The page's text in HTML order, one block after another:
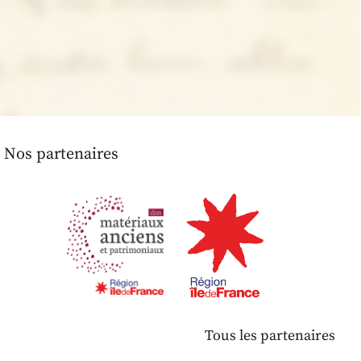
Nos partenaires
Tous les partenaires